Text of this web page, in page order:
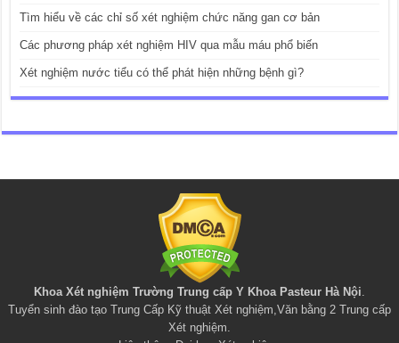
Tìm hiểu về các chỉ số xét nghiệm chức năng gan cơ bản
Các phương pháp xét nghiệm HIV qua mẫu máu phổ biến
Xét nghiệm nước tiểu có thể phát hiện những bệnh gì?
Khoa Xét nghiệm Trường Trung cấp Y Khoa Pasteur Hà Nội
Tuyển sinh đào tạo Trung Cấp Kỹ thuật Xét nghiệm Văn bằng 2 Trung cấp
Xét nghiệm